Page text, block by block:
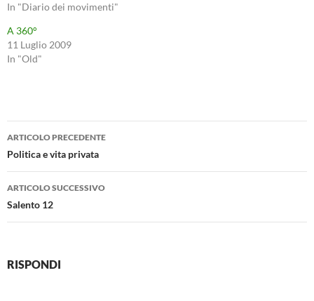
In "Diario dei movimenti"
A 360°
11 Luglio 2009
In "Old"
Navigazione
articolo
ARTICOLO PRECEDENTE
Politica e vita privata
ARTICOLO SUCCESSIVO
Salento 12
RISPONDI